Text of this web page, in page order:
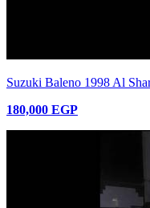
Suzuki Baleno 1998 Al
180,000 EGP